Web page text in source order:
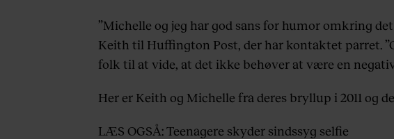
”Michelle og jeg har god sans for humor omkring
Keith til Huffington Post, der har kontaktet parret.
folk til at vide, at det ikke behøver at være en
Her er Keith og Michelle fra deres bryllup i 2011 og
LÆS OGSÅ:Teenagere skyder sindssyg selfie